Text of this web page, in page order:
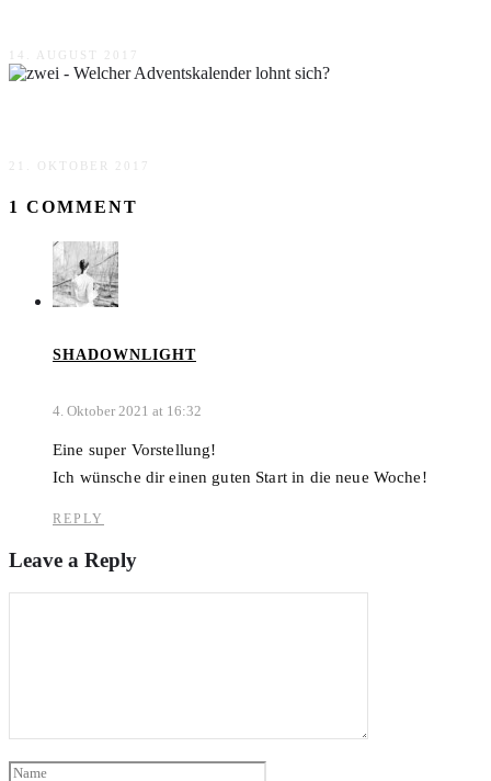
14. AUGUST 2017
21. OKTOBER 2017
1 COMMENT
SHADOWNLIGHT
4. Oktober 2021 at 16:32
Eine super Vorstellung!
Ich wünsche dir einen guten Start in die neue Woche!
REPLY
Leave a Reply